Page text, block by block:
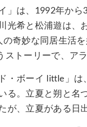
」は、1992年か
光希と松浦遊は、
の奇妙な同居生活
トーリーで、ア
・ボーイ little」
る。立夏と朔と名
が、立夏がある日